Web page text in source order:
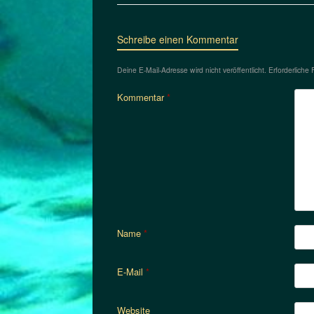
Schreibe einen Kommentar
Deine E-Mail-Adresse wird nicht veröffentlicht. Erforderliche
Kommentar*
Name *
E-Mail *
Website